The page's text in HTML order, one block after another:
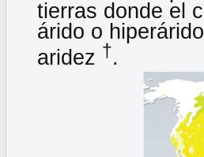
tierras donde el
árido o
aridez †.